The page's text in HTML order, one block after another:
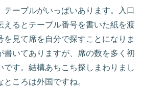
テーブルがいっぱいあります。入口
えるとテーブル番号を書いた紙を渡
を見て席を自分で探すことになりま
書いてありますが、席の数を多く初
です。結構あちこち探しまわりまし
ころは外国ですね。